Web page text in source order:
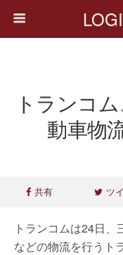
トランコ
動車物
共有 ツ
トランコムは24日
などの物流を行うト